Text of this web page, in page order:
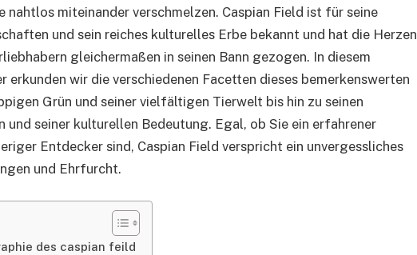
nahtlos miteinander verschmelzen. Caspian Field ist für seine
und sein reiches kulturelles Erbe bekannt und hat die Herzen
gleichermaßen in seinen Bann gezogen. In diesem
erkunden wir die verschiedenen Facetten dieses bemerkenswerten
Grün und seiner vielfältigen Tierwelt bis hin zu seinen
und seiner kulturellen Bedeutung. Egal, ob Sie ein erfahrener
Entdecker sind, Caspian Field verspricht ein unvergessliches
und Ehrfurcht.
des caspian feild